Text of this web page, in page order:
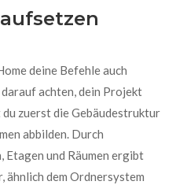
deine Befehle auch
darauf achten,dein Projekt
zuerst dieGebäudestruktur
abbilden. Durch
Etagen und Räumen ergibt
ähnlich dem Ordnersystem